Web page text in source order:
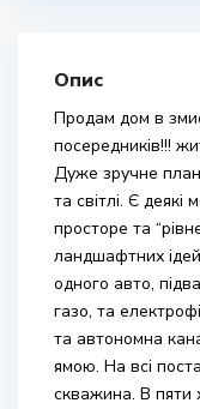
Опис
Продам дом в
посередників!!!
Дуже зручне
та світлі. Є
просторе та
ландшафтних
одного авто,
газо, та
та автономна
ямою. На всі
скважина. В пяти